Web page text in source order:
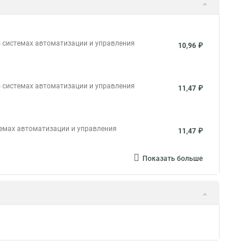
автоматизации и управления
10,96 ₽
автоматизации и управления
11,47 ₽
автоматизации и управления
11,47 ₽
Показать больше